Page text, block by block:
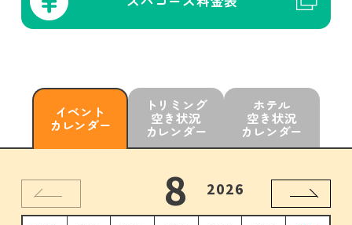
イベント
カレンダー
トリミング
空き状況
カレンダー
ホテル
空き状況
カレンダー
8 2026
9 2026
10 2026
11 2026
12 2026
1 2027